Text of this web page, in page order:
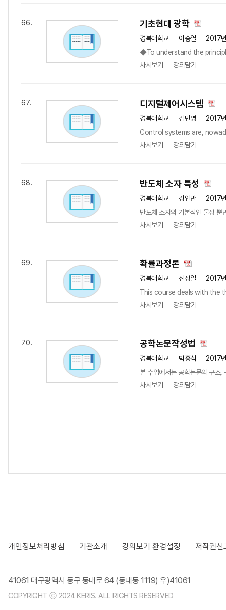
66. 기초현대 광학
경북대학교 이승열
2017
◆To understand the
차시보기
강의담기
67. 디지털제어시스템
경북대학교 김민영
2017
Control systems are,
차시보기
강의담기
68. 반도체 소자 특성
경북대학교 강인만
2017
반도체 소자의 기본적인 물성
차시보기
강의담기
69. 확률과정론
경북대학교 진성일
2017
This course deals with the
차시보기
강의담기
70. 공학논문작성법
경북대학교 박홍식
2017
본 수업에서는 공학논문의 구조
차시보기
강의담기
개인정보처리방침 기관소개 강의보기 환경설정 저작권신
41061 대구광역시 동구 동내로 64 (동내동 1119) 우)41061
COPYRIGHT ⓒ 2024 KERIS. ALL RIGHTS RESERVED